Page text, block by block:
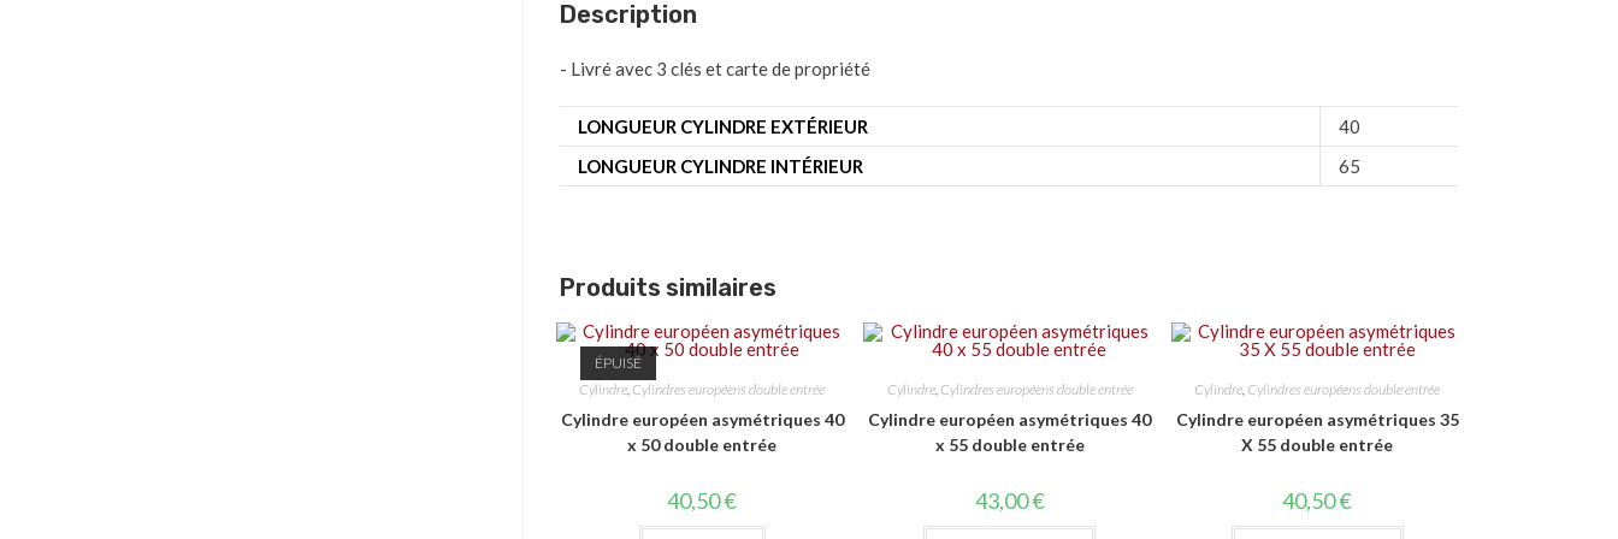
Description
- Livré avec 3 clés et carte de propriété
LONGUEUR CYLINDRE EXTÉRIEUR
40
LONGUEUR CYLINDRE INTÉRIEUR
65
Produits similaires
ÉPUISÉ
Cylindre, Cylindres européens double entrée
Cylindre européen asymétriques 40
x 50 double entrée
40,50€
Cylindre, Cylindres européens double entrée
Cylindre européen asymétriques 40
x 55 double entrée
43,00€
Cylindre, Cylindres européens double entrée
Cylindre européen asymétriques 35
X 55 double entrée
40,50€